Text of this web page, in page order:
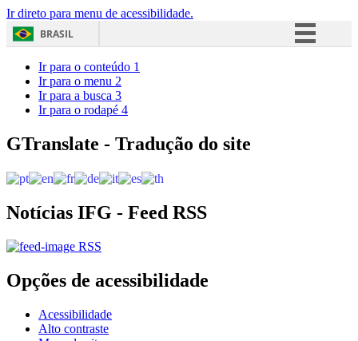
Ir direto para menu de acessibilidade.
BRASIL
Acesso à informação
Ir para o conteúdo 1
Ir para o menu 2
Ir para a busca 3
Ir para o rodapé 4
GTranslate - Tradução do site
Notícias IFG - Feed RSS
RSS
Opções de acessibilidade
Acessibilidade
Alto contraste